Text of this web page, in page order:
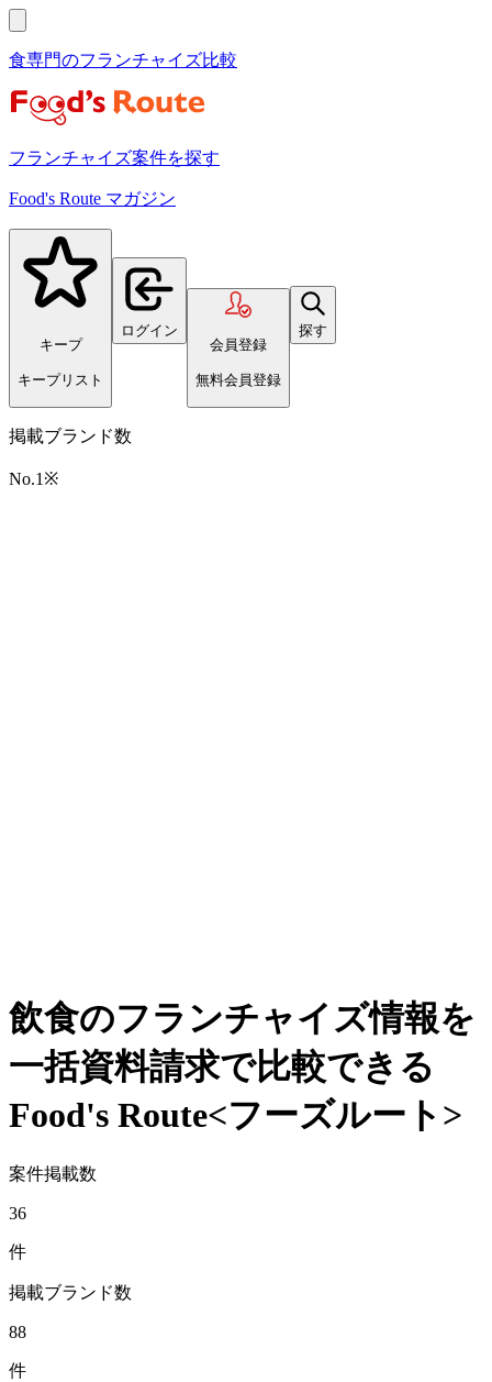
食専門のフランチャイズ比較
フランチャイズ案件を探す
Food's Route マガジン
キープ
キープリスト
ログイン
会員登録
無料会員登録
探す
掲載ブランド数
No.1※
飲食のフランチャイズ情報を
一括資料請求で比較できる
Food's Route<フーズルート>
案件掲載数
36
件
掲載ブランド数
88
件